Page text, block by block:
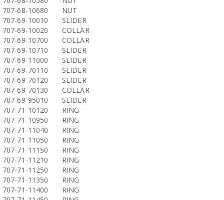
707-68-10680
NUT
707-69-10010
SLIDER
707-69-10020
COLLAR
707-69-10700
COLLAR
707-69-10710
SLIDER
707-69-11000
SLIDER
707-69-70110
SLIDER
707-69-70120
SLIDER
707-69-70130
COLLAR
707-69-95010
SLIDER
707-71-10120
RING
707-71-10950
RING
707-71-11040
RING
707-71-11050
RING
707-71-11150
RING
707-71-11210
RING
707-71-11250
RING
707-71-11350
RING
707-71-11400
RING